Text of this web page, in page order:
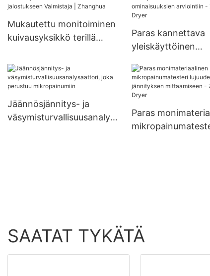
Mukautettu monitoiminen
kuivausyksikkö terillä
jalostukseen Valmistaja |
Zhanghua
Paras kannettava
yleiskäyttöinen
mekaanisten
ominaisuuksien
- Zhanghua Dryer
Jäännösjännitys- ja
väsymisturvallisuusanalysa
Paras
SAATAT TYKÄTÄ